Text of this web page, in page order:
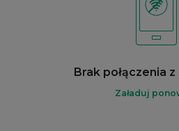
Brak połączenia
Załaduj